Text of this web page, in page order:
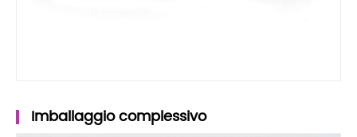
Imballaggio complessivo